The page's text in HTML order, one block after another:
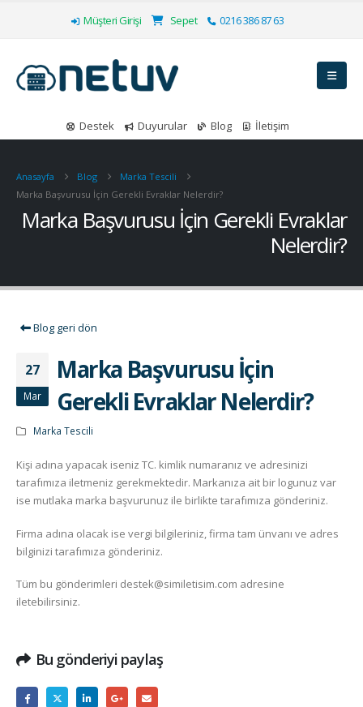
Müşteri Girişi Sepet 0216 386 87 63
Destek Duyurular Blog İletişim
Anasayfa Blog
Marka Tescili
Marka Başvurusu İçin Gerekli Evraklar Nelerdir?
Marka Başvurusu İçin Gerekli Evraklar
Nelerdir?
Blog geri dön
27
Mar
Marka Başvurusu İçin
Gerekli Evraklar Nelerdir?
Marka Tescili
Kişi adına yapacak iseniz TC. kimlik numaranız ve adresinizi
tarafımıza iletmeniz gerekmektedir. Markanıza ait bir logunuz var
ise mutlaka marka başvurunuz ile birlikte tarafımıza gönderiniz.
Firma adına olacak ise vergi bilgileriniz, firma tam ünvanı ve adres
bilginizi tarafımıza gönderiniz.
Tüm bu gönderimleri destek@similetisim.com adresine
iletebilirsiniz.
Bu gönderiyi paylaş